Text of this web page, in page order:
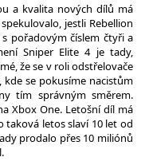
a kvalita nových dílů má
jestli Rebellion
pořadovým číslem čtyři a
Sniper Elite 4 je tady,
že se v roli odstřelovače
se pokusíme nacistům
tím správným směrem.
Xbox One. Letošní díl má
taková letos slaví 10 let od
prodalo přes 10 miliónů